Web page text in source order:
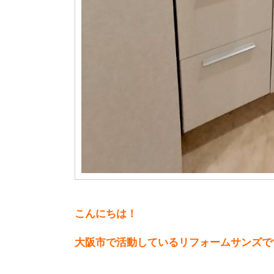
こんにちは！
大阪市で活動しているリフォームサンズ